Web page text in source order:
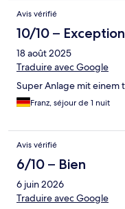
Avis vérifié
10/10 –
18 août 2025
Traduire avec Google
Super Anlage mit einem
Franz, séjour de 1 nuit
Avis vérifié
6/10 – Bien
6 juin 2026
Traduire avec Google